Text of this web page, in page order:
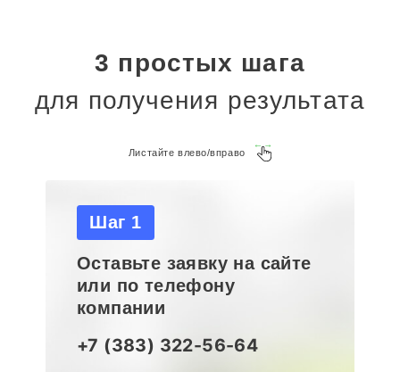
3 простых шага
для получения результата
Листайте влево/вправо
Шаг 1
Оставьте заявку на сайте
или по телефону
компании
+7 (383) 322-56-64